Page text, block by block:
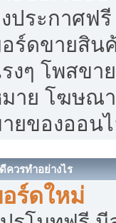
ประกาศฟรี
ร์ดขายสิน
งๆ โพสขา
าย โฆษณ
ยของออน
ควรทำอย่างไร
ร์ดใหม่